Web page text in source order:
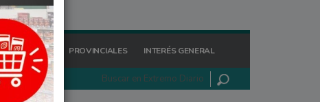
REGIONALES PROVINCIALES INTERÉS GENERAL